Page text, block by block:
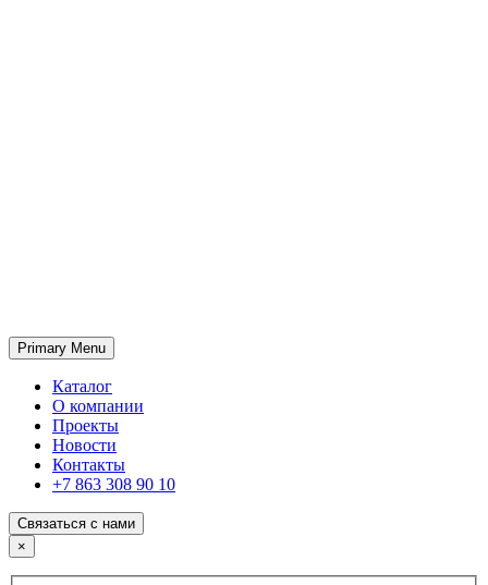
ГК «SABONE»
Оптовые поставки отделочных материалов и оборудования
Primary Menu
Каталог
О компании
Проекты
Новости
Контакты
+7 863 308 90 10
Связаться с нами
×